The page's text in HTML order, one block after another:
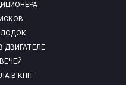
ДВИГАТЕЛЕ
В КПП